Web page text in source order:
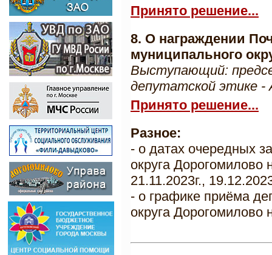
Принято решение...
8. О награждении
муниципального
Выступающий:
депутатской этике
Принято решение...
Разное:
- о датах очередных
округа Дорогомилово
21.11.2023г.,
- о графике приёма
округа Дорогомилово